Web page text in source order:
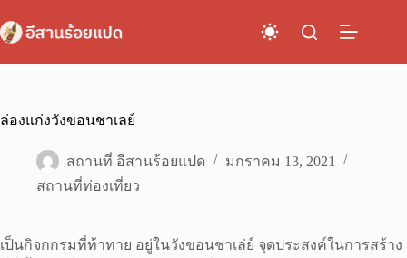
to
content
ล่องแก่งวังขอนชาเลย์
สถานที่ อีสานร้อยแปด
มกราคม 13, 2021
สถานที่ท่องเที่ยว
เป็นกิจกกรมที่ท้าทาย อยู่ในวังขอนชาเล่ย์ จุดประสงค์ในการสร้าง